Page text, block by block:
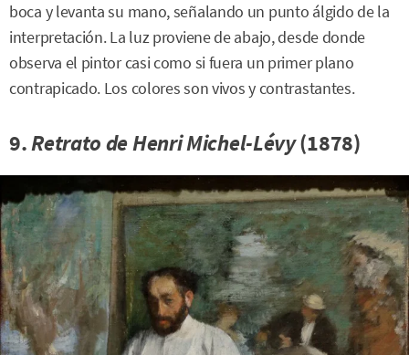
boca y levanta su mano, señalando un punto álgido de la
interpretación. La luz proviene de abajo, desde donde
observa el pintor casi como si fuera un primer plano
contrapicado. Los colores son vivos y contrastantes.
9.Retrato de Henri Michel-Lévy(1878)